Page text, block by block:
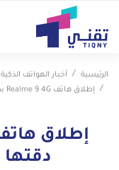
الرئيسية
أخبار الهواتف الذكية
إطلاق هاتف Realme 9 4G بكاميرا دقتها 108 ميجا بيكسل
دقتها 108 ميجا بيكسل